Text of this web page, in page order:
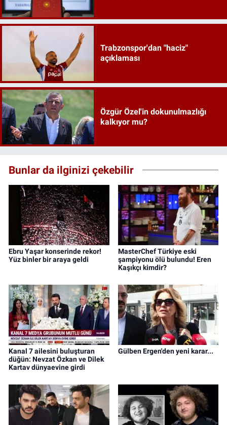
Trabzonspor'dan "haciz"
açıklaması
Özgür Özel'in dokunulmazlığı
kalkıyor mu?
Bunlar da ilginizi çekebilir
Ebru Yaşar konserinde rekor!
Yüz binler bir araya geldi
MasterChef Türkiye eski
şampiyonu ölü bulundu! Eren
Kaşıkçı kimdir?
Kanal 7 ailesini buluşturan
düğün: Nevzat Özkan ve Dilek
Kartav dünyaevine girdi
Gülben Ergen'den yeni karar...